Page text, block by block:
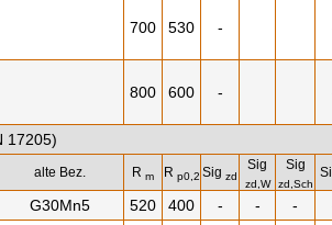
700 530 -
800 600 -
17205)
alte Bez. R m R p0,2 Sig zd
Sig
zd,W
Sig
zd,Sch
G30Mn5 520 400 - - -